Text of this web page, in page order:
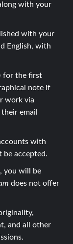
with your
with your
English, with
for the first
note if
work via
email
with
be accepted.
you will be
does not offer
and all other